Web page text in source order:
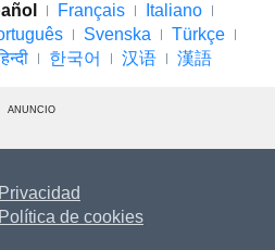
Français
Italiano
Svenska
Türkçe
한국어 汉语 漢語
ANUNCIO
Política de cookies